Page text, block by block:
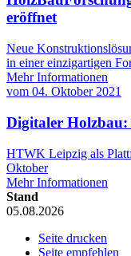
eröffnet
Neue
in einer einzigartigen
Mehr Informationen
vom 04. Oktober 2021
Digitaler
HTWK Leipzig als
Oktober
Mehr Informationen
Stand
05.08.2026
Seite drucken
Seite empfehlen